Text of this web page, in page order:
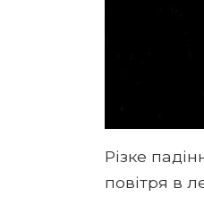
Різке
повітря в